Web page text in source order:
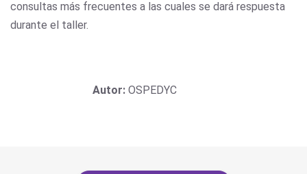
consultas más frecuentes a las cuales se dará respuesta
durante el taller.
Autor: OSPEDYC